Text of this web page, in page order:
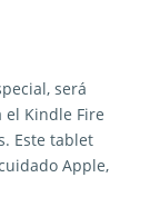
será
Kindle Fire
Este tablet
Apple,